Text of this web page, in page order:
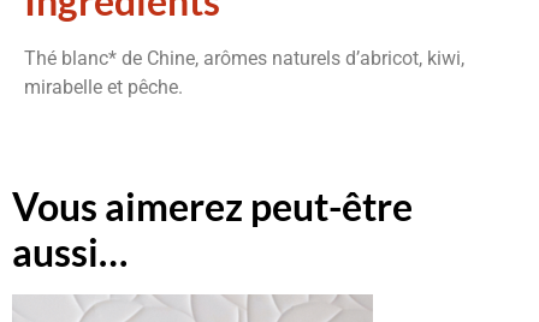
Thé blanc* de Chine, arômes naturels d’abricot, kiwi,
mirabelle et pêche.
Vous aimerez peut-être
aussi…